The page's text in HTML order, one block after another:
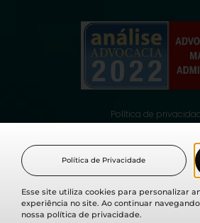
Política de
© 2021 Fabio Medina Osorio, todos os
Esse site utiliza cookies para personalizar
experiência no site. Ao continuar
nossa política de privacidade.
Política de Privacidade